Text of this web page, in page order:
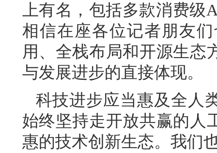
上有名，包括多款消费
相信在座各位记者朋友
用、全栈布局和开源生态
与发展进步的直接体现。
科技进步应当惠及全人
始终坚持走开放共赢的人
惠的技术创新生态。我们